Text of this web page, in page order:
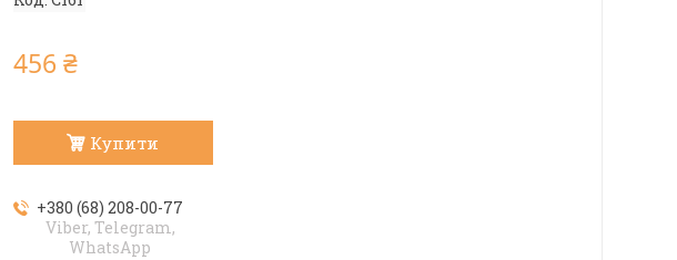
456 ₴
Купити
+380 (68) 208-00-77
Viber, Telegram,
WhatsApp